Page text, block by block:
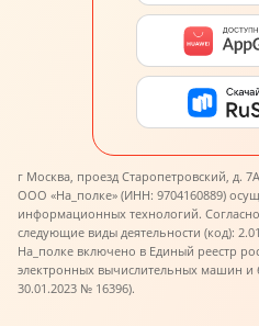
г Москва, проезд Старопетровский, д.
ООО «На_полке» (ИНН: 9704160889)
информационных технологий.
следующие виды деятельности (код):
На_полке включено в Единый реестр
электронных вычислительных машин и
30.01.2023 № 16396).